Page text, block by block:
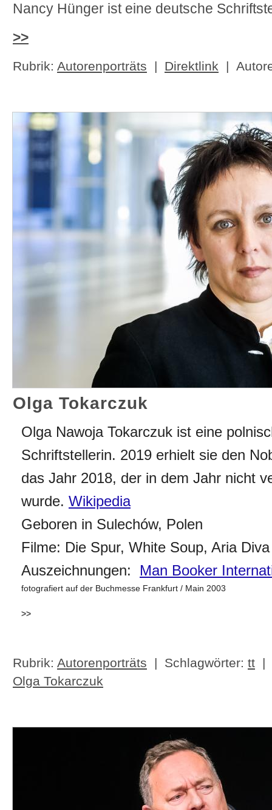
Nancy Hünger ist eine deutsche
>>
Rubrik: Autorenporträts | Direktlink |
Olga Tokarczuk
Olga Nawoja Tokarczuk ist eine
Schriftstellerin. 2019 erhielt sie den
das Jahr 2018, der in dem Jahr nicht
wurde. Wikipedia
Geboren in Sulechów, Polen
Filme: Die Spur, White Soup, Aria Diva
Auszeichnungen: Man Booker
fotografiert auf der Buchmesse Frankfurt / Main 2003
>>
Rubrik: Autorenporträts | Schlagwörter: tt |
Olga Tokarczuk